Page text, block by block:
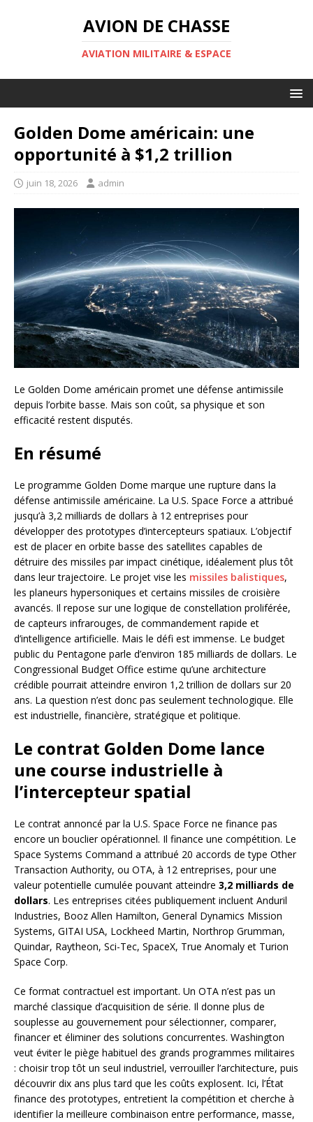
AVION DE CHASSE
AVIATION MILITAIRE & ESPACE
Golden Dome américain: une
opportunité à $1,2 trillion
juin 18, 2026 admin
Le Golden Dome américain promet une défense antimissile
depuis l’orbite basse. Mais son coût, sa physique et son
efficacité restent disputés.
En résumé
Le programme Golden Dome marque une rupture dans la
défense antimissile américaine. La U.S. Space Force a attribué
jusqu’à 3,2 milliards de dollars à 12 entreprises pour
développer des prototypes d’intercepteurs spatiaux. L’objectif
est de placer en orbite basse des satellites capables de
détruire des missiles par impact cinétique, idéalement plus tôt
dans leur trajectoire. Le projet vise les missiles balistiques,
les planeurs hypersoniques et certains missiles de croisière
avancés. Il repose sur une logique de constellation proliférée,
de capteurs infrarouges, de commandement rapide et
d’intelligence artificielle. Mais le défi est immense. Le budget
public du Pentagone parle d’environ 185 milliards de dollars. Le
Congressional Budget Office estime qu’une architecture
crédible pourrait atteindre environ 1,2 trillion de dollars sur 20
ans. La question n’est donc pas seulement technologique. Elle
est industrielle, financière, stratégique et politique.
Le contrat Golden Dome lance
une course industrielle à
l’intercepteur spatial
Le contrat annoncé par la U.S. Space Force ne finance pas
encore un bouclier opérationnel. Il finance une compétition. Le
Space Systems Command a attribué 20 accords de type Other
Transaction Authority, ou OTA, à 12 entreprises, pour une
valeur potentielle cumulée pouvant atteindre 3,2 milliards de
dollars. Les entreprises citées publiquement incluent Anduril
Industries, Booz Allen Hamilton, General Dynamics Mission
Systems, GITAI USA, Lockheed Martin, Northrop Grumman,
Quindar, Raytheon, Sci-Tec, SpaceX, True Anomaly et Turion
Space Corp.
Ce format contractuel est important. Un OTA n’est pas un
marché classique d’acquisition de série. Il donne plus de
souplesse au gouvernement pour sélectionner, comparer,
financer et éliminer des solutions concurrentes. Washington
veut éviter le piège habituel des grands programmes militaires
: choisir trop tôt un seul industriel, verrouiller l’architecture, puis
découvrir dix ans plus tard que les coûts explosent. Ici, l’État
finance des prototypes, entretient la compétition et cherche à
identifier la meilleure combinaison entre performance, masse,